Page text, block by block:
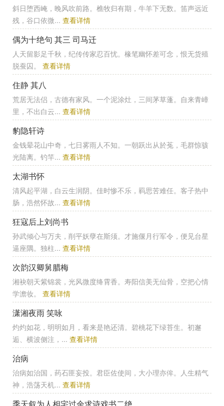
斜日堕西崦，晚风吹前路。樵牧归有期，牛羊下无数。笛声远近
残，谷口依微... 查看详情
偶为十绝句 其三 司马迁
人天留影足千秋，纪传传家忍百忧。椽笔幽怀差可念，恨无货殖
脱蚕囚。 查看详情
住静 其八
荒居无法侣，古德有家风。一个泥涂灶，三间茅草蓬。自来青嶂
里，不出白云... 查看详情
豹隐轩诗
金钱晕花山中奇，七日雾雨人不知。一朝跃出从於菟，毛群惊骇
光陆离。钓竿... 查看详情
太湖书怀
清风起平湖，白云生润阴。佳时惨不乐，羁思苦难任。客子热中
肠，浩然怀故... 查看详情
狂寇后上刘尚书
孙武倾心与万夫，削平妖孽在斯须。才施偃月行军令，便见台星
逼座隅。独柱... 查看详情
次韵汉卿舅腊梅
湘袂朝天紫锦裳，光风微度绛霄香。寿阳信美无仙骨，空把心情
学澹妆。 查看详情
潇湘夜雨 笑咏
灼灼如花，明明如月，看来是艳还清。碧桃花下绿苔生。初邂
逅、横波侧注，... 查看详情
治病
治病如治国，药石匪妄投。君臣佐使间，大小理亦侔。人生精气
神，浩荡天机... 查看详情